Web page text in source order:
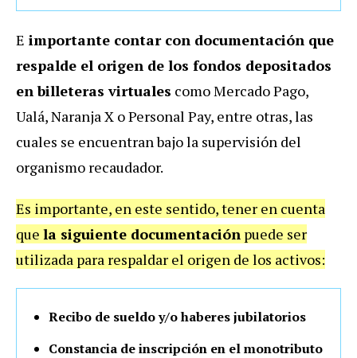
E importante contar con documentación que
respalde el origen de los fondos depositados
en billeteras virtuales como Mercado Pago,
Ualá, Naranja X o Personal Pay, entre otras, las
cuales se encuentran bajo la supervisión del
organismo recaudador.
Es importante, en este sentido, tener en cuenta
que la siguiente documentación puede ser
utilizada para respaldar el origen de los activos:
Recibo de sueldo y/o haberes jubilatorios
Constancia de inscripción en el monotributo